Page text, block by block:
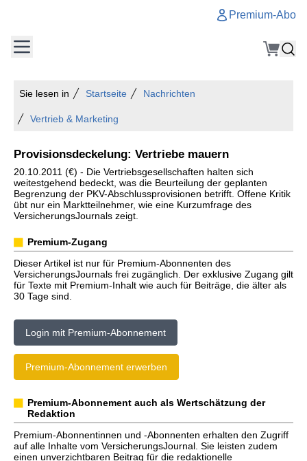
Premium-Abo
Sie lesen in Startseite Nachrichten
Vertrieb & Marketing
Provisionsdeckelung: Vertriebe mauern
20.10.2011 (€) - Die Vertriebsgesellschaften halten sich
weitestgehend bedeckt, was die Beurteilung der geplanten
Begrenzung der PKV-Abschlussprovisionen betrifft. Offene Kritik
übt nur ein Marktteilnehmer, wie eine Kurzumfrage des
VersicherungsJournals zeigt.
Premium-Zugang
Dieser Artikel ist nur für Premium-Abonnenten des
VersicherungsJournals frei zugänglich. Der exklusive Zugang gilt
für Texte mit Premium-Inhalt wie auch für Beiträge, die älter als
30 Tage sind.
Login mit Premium-Abonnement
Premium-Abonnement erwerben
Premium-Abonnement auch als Wertschätzung der
Redaktion
Premium-Abonnentinnen und -Abonnenten erhalten den Zugriff
auf alle Inhalte vom VersicherungsJournal. Sie leisten zudem
einen unverzichtbaren Beitrag für die redaktionelle